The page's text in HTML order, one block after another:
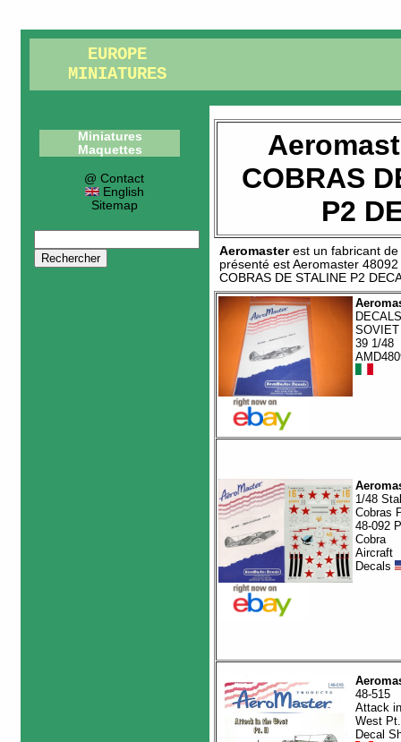
EUROPE
MINIATURES
Miniatures
Maquettes
@ Contact
English
Sitemap
COBRAS
P2
Aeromasterest un fabricant
présenté estAeromaster 48092
COBRAS DE STALINE P2
DECALS
SOVIET
39 1/48
1/48
Cobras
48-092
Cobra
Aircraft
Decals
48-515
Attack
West
Decal